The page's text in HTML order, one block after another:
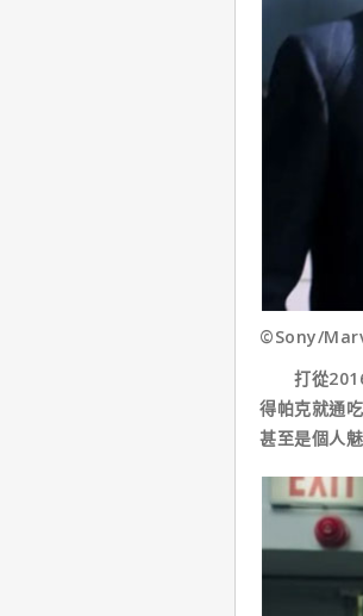
©Sony/
打從2016
得帕克就通
甚至是個人